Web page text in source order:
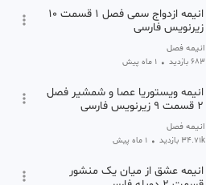
انیمه ازدواج سمی فصل ۱ قسمت ۱۰
زیرنویس فارسی
انیمه فصل
683 بازدید • 1 ماه پیش
انیمه ویستوریا عصا و شمشیر فصل
۲ قسمت ۹ زیرنویس فارسی
انیمه فصل
34.71k بازدید • 1 ماه پیش
انیمه عشق از میان یک منشور